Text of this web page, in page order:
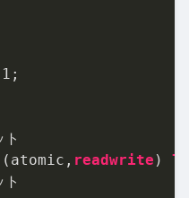
1 ;
(atomic, readwrite )